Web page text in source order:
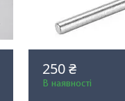
250 ₴
В наявності